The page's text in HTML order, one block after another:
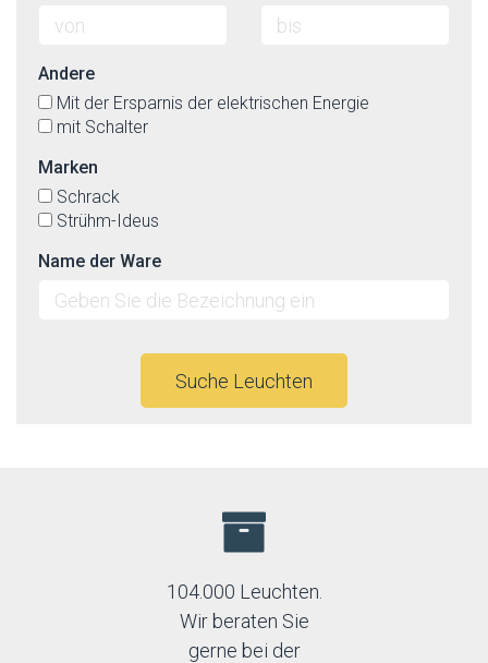
Andere
Mit der Ersparnis der elektrischen Energie
mit Schalter
Marken
Schrack
Strühm-Ideus
Name der Ware
Suche Leuchten
104.000 Leuchten.
Wir beraten Sie
gerne bei der